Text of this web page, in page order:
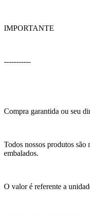
IMPORTANTE
-----------
Compra garantida ou seu
Todos nossos produtos
embalados.
O valor é referente a